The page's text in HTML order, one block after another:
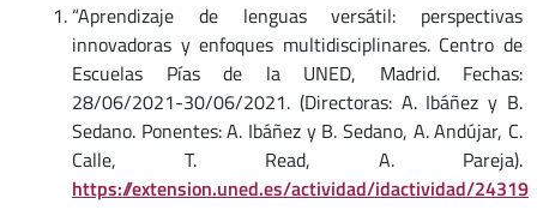
“Aprendizaje de lenguas versátil: perspectivas
innovadoras y enfoques multidisciplinares. Centro de
Escuelas Pías de la UNED, Madrid. Fechas:
28/06/2021-30/06/2021. (Directoras: A. Ibáñez y B.
Sedano. Ponentes: A. Ibáñez y B. Sedano, A. Andújar, C.
Calle, T. Read, A. Pareja).
https://extension.uned.es/actividad/idactividad/24319